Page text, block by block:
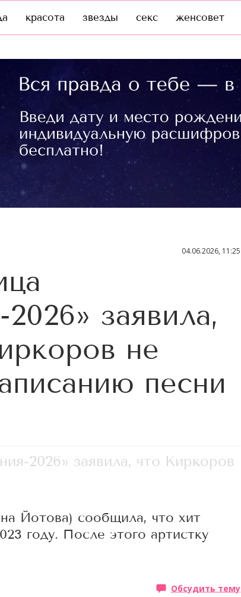
красота звезды секс женсовет
04.06.2026, 11:25
заявила,
не
песни
2026» заявила, что Киркоров
Йотова) сообщила, что хит
году. После этого артистку
Обсудить тему